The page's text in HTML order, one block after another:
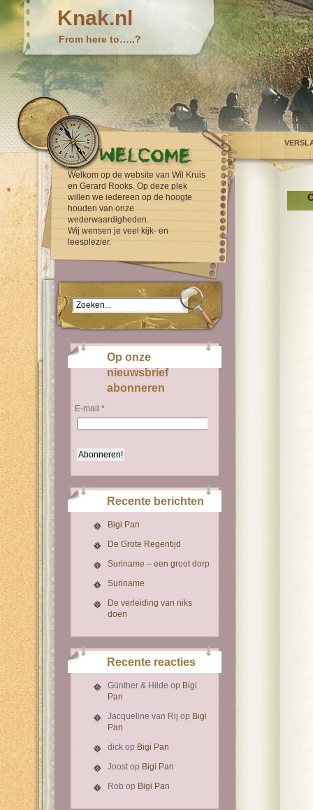
Knak.nl
From here to…..?
Welkom op de website van Wil Kruis
en Gerard Rooks. Op deze plek
willen we iedereen op de hoogte
houden van onze
wederwaardigheden.
Wij wensen je veel kijk- en
leesplezier.
Op onze
nieuwsbrief
abonneren
E-mail *
Recente berichten
Bigi Pan
De Grote Regentijd
Suriname – een groot dorp
Suriname
De verleiding van niks
doen
Recente reacties
Günther & Hilde op Bigi
Pan
Jacqueline van Rij op Bigi
Pan
dick op Bigi Pan
Joostop Bigi Pan
Rob op Bigi Pan